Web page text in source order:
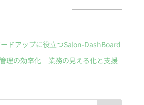
ドアップに役立つSalon-DashBoard
理の効率化 業務の見える化と支援